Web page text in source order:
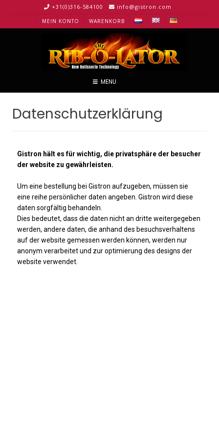
+31(0)316-584100 info@gistron.com
MEIN KONTO WARENKORB
MENU
Datenschutzerklärung
Gistron hält es für wichtig, die privatsphäre der besucher
der website zu gewährleisten.
Um eine bestellung bei Gistron aufzugeben, müssen sie
eine reihe persönlicher daten angeben. Gistron wird diese
daten sorgfältig behandeln.
Dies bedeutet, dass die daten nicht an dritte weitergegeben
werden, andere daten, die anhand des besuchsverhaltens
auf der website gemessen werden können, werden nur
anonym verarbeitet und zur optimierung des designs der
website verwendet.